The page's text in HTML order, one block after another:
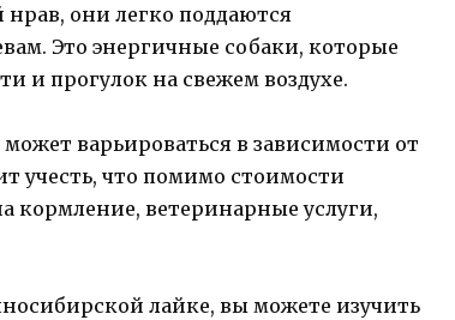
они легко поддаются
Это энергичные собаки, которые
и прогулок на свежем воздухе.
варьироваться в зависимости от
учесть, что помимо стоимости
кормление, ветеринарные услуги,
лайке, вы можете изучить